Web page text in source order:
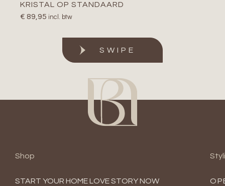
KRISTAL OP STANDAARD
€ 89,95 incl. btw
Shop
START YOUR HOME LOVE STORY NOW